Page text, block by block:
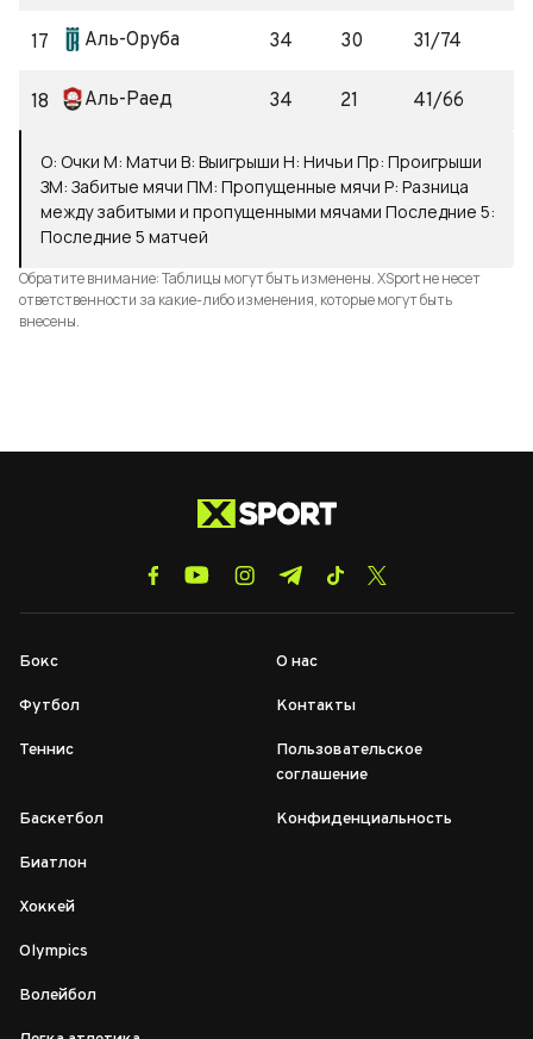
17 Аль-Оруба 34 30 31/74
18 Аль-Раед 34 21 41/66
О: Очки М: Матчи В: Выигрыши Н: Ничьи Пр: Проигрыши
ЗМ: Забитые мячи ПМ: Пропущенные мячи Р: Разница
между забитыми и пропущенными мячами Последние 5:
Последние 5 матчей
Обратите внимание: Таблицы могут быть изменены. XSport не несет
ответственности за какие-либо изменения, которые могут быть
внесены.
Бокс
Футбол
Теннис
Баскетбол
Биатлон
Хоккей
Olympics
Волейбол
О нас
Контакты
Пользовательское
соглашение
Конфиденциальность